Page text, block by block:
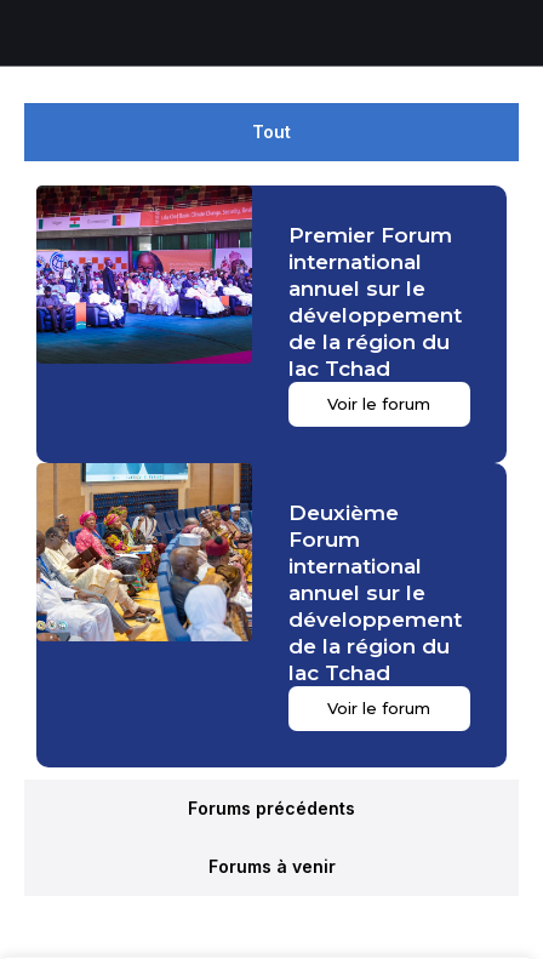
Tout
Forums précédents
Forums à venir
Premier Forum
international
annuel sur le
développement
de la région du
lac Tchad
Voir le forum
Deuxième
Forum
international
annuel sur le
développement
de la région du
lac Tchad
Voir le forum